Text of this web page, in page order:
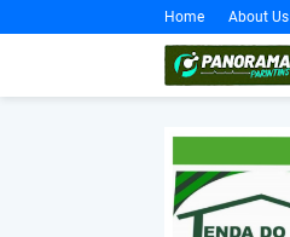
Home About Us